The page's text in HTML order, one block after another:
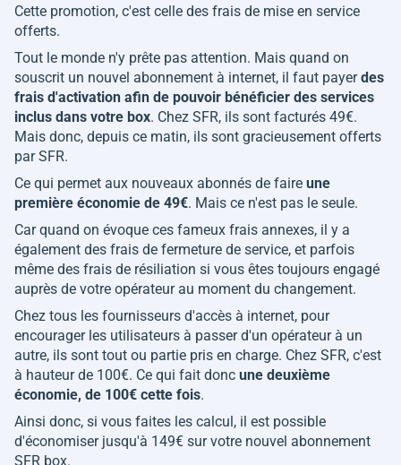
Cette promotion, c'est celle des frais de mise en service
offerts.
Tout le monde n'y prête pas attention. Mais quand on
souscrit un nouvel abonnement à internet, il faut payerdes
frais d'activation afin de pouvoir bénéficier des services
inclus dans votre box. Chez SFR, ils sont facturés 49€.
Mais donc, depuis ce matin, ils sont gracieusement offerts
par SFR.
Ce qui permet aux nouveaux abonnés de faire une
première économie de 49€. Mais ce n'est pas le seule.
Car quand on évoque ces fameux frais annexes, il y a
également des frais de fermeture de service, et parfois
même des frais de résiliation si vous êtes toujours engagé
auprès de votre opérateur au moment du changement.
Chez tous les fournisseurs d'accès à internet, pour
encourager les utilisateurs à passer d'un opérateur à un
autre, ils sont tout ou partie pris en charge. Chez SFR, c'est
à hauteur de 100€. Ce qui fait donc une deuxième
économie, de 100€ cette fois.
Ainsi donc, si vous faites les calcul, il est possible
d'économiser jusqu'à 149€ sur votre nouvel abonnement
SFR box.